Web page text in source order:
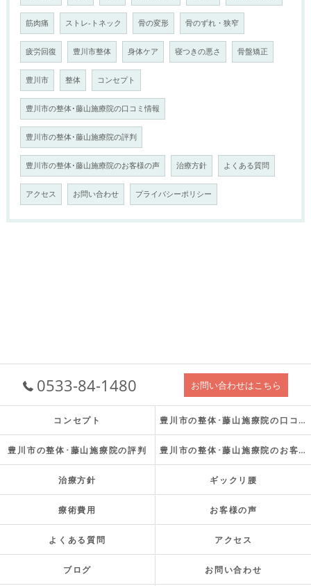
筋肉痛 ストレ-トネック 骨の変形 骨のずれ・狭窄
疲労回復 豊川市整体 身体ケア 寝つきの悪さ 骨盤矯正
豊川市 整体 コンセプト
豊川市の整体･藤山施療院の口コミ情報
豊川市の整体･藤山施療院の評判
豊川市の整体･藤山施療院のお客様の声 治療方針 よくある質問
アクセス お問い合わせ プライバシーポリシー
0533-84-1480 お問い合わせはこちら
コンセプト 豊川市の整体･藤山施療院の口コミ情報
豊川市の整体･藤山施療院の評判 豊川市の整体･藤山施療院のお客様の声
治療方針 ギックリ腰
療術費用 お客様の声
よくある質問 アクセス
ブログ お問い合わせ